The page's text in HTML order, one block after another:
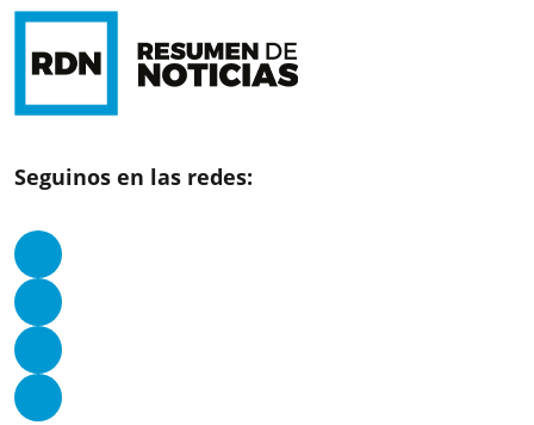
Seguinos en las redes: